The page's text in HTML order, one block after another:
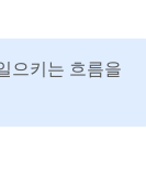
으키는 흐름을